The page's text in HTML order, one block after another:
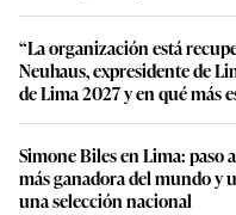
“La organización está
Neuhaus, expresidente de
de Lima 2027 y en qué más
Simone Biles en Lima: paso
más ganadora del mundo y
una selección nacional